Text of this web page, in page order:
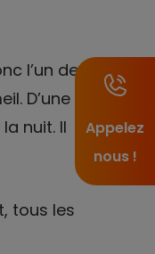
Appelez
nous !
l’un des
D’une
nuit. Il
tous les